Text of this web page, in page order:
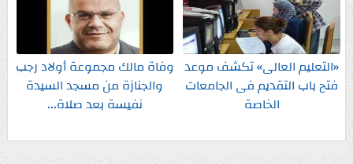
«التعليم العالى» تكشف موعد
فتح باب التقديم فى الجامعات
الخاصة
وفاة مالك مجموعة أولاد رجب
والجنازة من مسجد السيدة
نفيسة بعد صلاة...